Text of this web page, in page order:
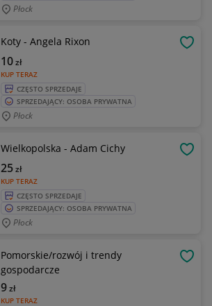
Płock
Koty - Angela Rixon
KUP TERAZ
10zł
CZĘSTO SPRZEDAJE
SPRZEDAJĄCY: OSOBA PRYWATNA
Płock
Wielkopolska - Adam Cichy
KUP TERAZ
25zł
CZĘSTO SPRZEDAJE
SPRZEDAJĄCY: OSOBA PRYWATNA
Płock
Pomorskie/rozwój i trendy
gospodarcze
KUP TERAZ
9zł